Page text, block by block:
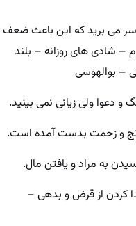
سر می برید که این باعث ضعف
شادی های روزانه – بلند
– بوالهوسی
دعوا ولی زیانی نمی بینید.
رنج و زحمت بدست آمده است.
به مراد و یافتن مال.
کردن از قرض و بدهی –